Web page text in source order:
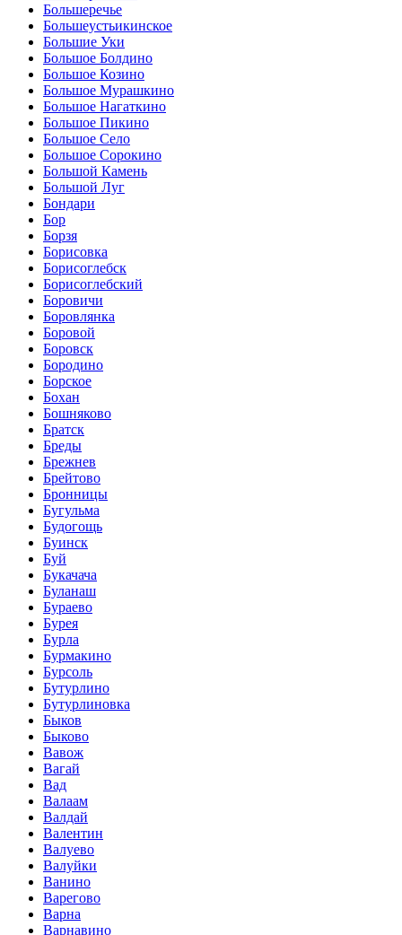
Большеречье
Большеустьикинское
Большие Уки
Большое Болдино
Большое Козино
Большое Мурашкино
Большое Нагаткино
Большое Пикино
Большое Село
Большое Сорокино
Большой Камень
Большой Луг
Бондари
Бор
Борзя
Борисовка
Борисоглебск
Борисоглебский
Боровичи
Боровлянка
Боровой
Боровск
Бородино
Борское
Бохан
Бошняково
Братск
Бреды
Брежнев
Брейтово
Бронницы
Бугульма
Будогощь
Буинск
Буй
Букачача
Буланаш
Бураево
Бурея
Бурла
Бурмакино
Бурсоль
Бутурлино
Бутурлиновка
Быков
Быково
Вавож
Вагай
Вад
Валаам
Валдай
Валентин
Валуево
Валуйки
Ванино
Варегово
Варна
Варнавино